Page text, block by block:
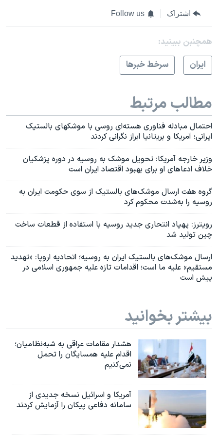
اشتراک Follow us
همچنبن ببینید:
ايران
سرخط خبرها
مطالب مرتبط
احتمال مبادله فناوری هسته‌ای روسی با موشکهای بالستیک
ایرانی؛ آمریکا و بریتانیا ابراز نگرانی کردند
وزیر خارجه آمریکا: تحویل موشک‌ به روسیه در دوره پزشکیان
خلاف ادعاهای او برای بهبود اقتصاد ایران است
گروه هفت ارسال موشک‌های بالستیک از سوی حکومت ایران به
روسیه را به‌شدت محکوم کرد
رویترز: پهپاد انتحاری جدید روسیه با استفاده از قطعات ساخت
چین تولید شد
ارسال موشک‌های بالستیک ایران به روسیه؛ اتحادیه اروپا: «تهدید
مستقیم» علیه ما است؛ اقدامات تازه علیه جمهوری اسلامی در
پیش است
بیشتر بخوانید
هشدار مقامات عراقی به شبه‌نظامیان؛
اقدام علیه همسایگان را تحمل
نمی‌کنیم
آمریکا و اسرائیل نسخه جدیدی از
سامانه دفاعی پیکان را آزمایش کردند